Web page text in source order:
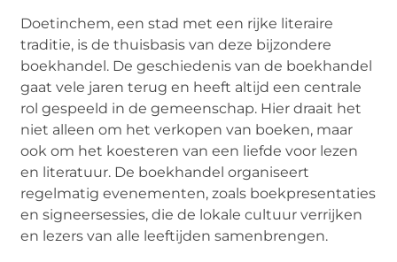
Doetinchem, een stad met een rijke literaire
traditie, is de thuisbasis van deze bijzondere
boekhandel. De geschiedenis van de boekhandel
gaat vele jaren terug en heeft altijd een centrale
rol gespeeld in de gemeenschap. Hier draait het
niet alleen om het verkopen van boeken, maar
ook om het koesteren van een liefde voor lezen
en literatuur. De boekhandel organiseert
regelmatig evenementen, zoals boekpresentaties
en signeersessies, die de lokale cultuur verrijken
en lezers van alle leeftijden samenbrengen.